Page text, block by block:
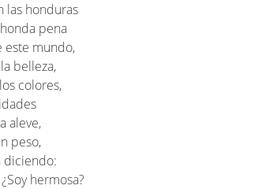
las honduras
pena
este mundo,
belleza,
colores,
aleve,
peso,
diciendo:
hermosa?